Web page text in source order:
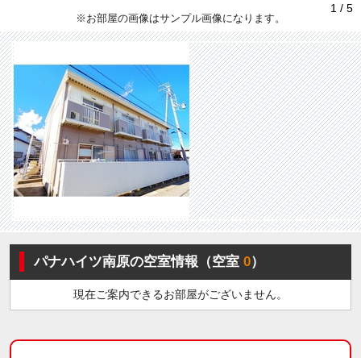
1 / 5
※お部屋の画像はサンプル画像になります。
パナハイツ南原の空室情報（空室0）
現在ご案内できるお部屋がございません。